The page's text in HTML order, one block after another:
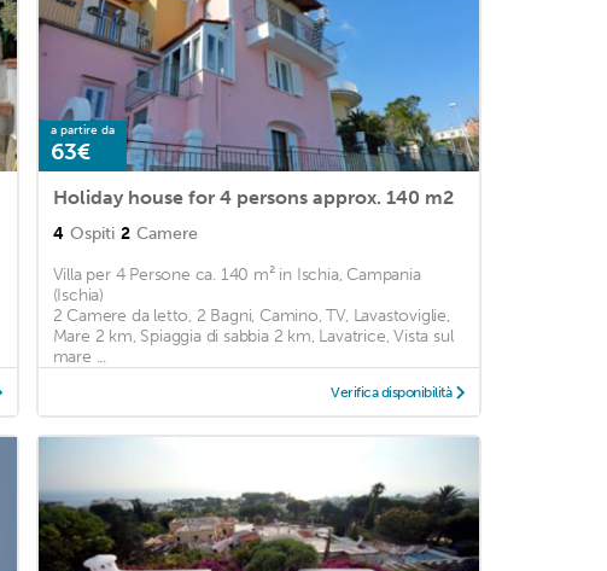
a partire da
63€
Holiday house for 4 persons approx. 140 m2
4 Ospiti 2 Camere
Villa per 4 Persone ca. 140 m² in Ischia, Campania
(Ischia)
2 Camere da letto, 2 Bagni, Camino, TV, Lavastoviglie,
Mare 2 km, Spiaggia di sabbia 2 km, Lavatrice, Vista sul
mare ...
Verifica disponibilità